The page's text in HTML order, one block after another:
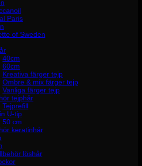
Paris
of Sweden
40cm
60cm
Kreativa färger tejp
Ombre & mix färger tejp
Vanliga färger tejp
tejphår
Tejprefill
U-tip
50 cm
keratinhår
löshår